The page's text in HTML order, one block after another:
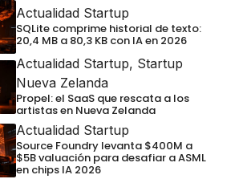
Actualidad Startup
SQLite comprime historial de texto:
20,4 MB a 80,3 KB con IA en 2026
Actualidad Startup, Startup
Nueva Zelanda
Propel: el SaaS que rescata a los
artistas en Nueva Zelanda
Actualidad Startup
Source Foundry levanta $400M a
$5B valuación para desafiar a ASML
en chips IA 2026